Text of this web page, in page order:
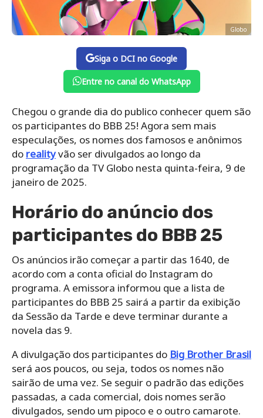
Globo
Siga o DCI no Google
Entre no canal do WhatsApp
Chegou o grande dia do publico conhecer quem são
os participantes do BBB 25! Agora sem mais
especulações, os nomes dos famosos e anônimos
do realityvão ser divulgados ao longo da
programação da TV Globo nesta quinta-feira, 9 de
janeiro de 2025.
Horário do anúncio dos
participantes do BBB 25
Os anúncios irão começar a partir das 1640, de
acordo com a conta oficial do Instagram do
programa. A emissora informou que a lista de
participantes do BBB 25 sairá a partir da exibição
da Sessão da Tarde e deve terminar durante a
novela das 9.
A divulgação dos participantes do Big Brother Brasil
será aos poucos, ou seja, todos os nomes não
sairão de uma vez. Se seguir o padrão das edições
passadas, a cada comercial, dois nomes serão
divulgados, sendo um pipoco e o outro camarote.